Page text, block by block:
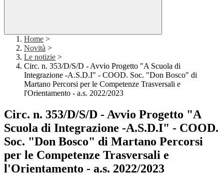
Home >
Novità >
Le notizie >
Circ. n. 353/D/S/D - Avvio Progetto "A Scuola di
Integrazione -A.S.D.I" - COOD. Soc. "Don Bosco" di
Martano Percorsi per le Competenze Trasversali e
l'Orientamento - a.s. 2022/2023
Circ. n. 353/D/S/D - Avvio Progetto "A
Scuola di Integrazione -A.S.D.I" - COOD.
Soc. "Don Bosco" di Martano Percorsi
per le Competenze Trasversali e
l'Orientamento - a.s. 2022/2023